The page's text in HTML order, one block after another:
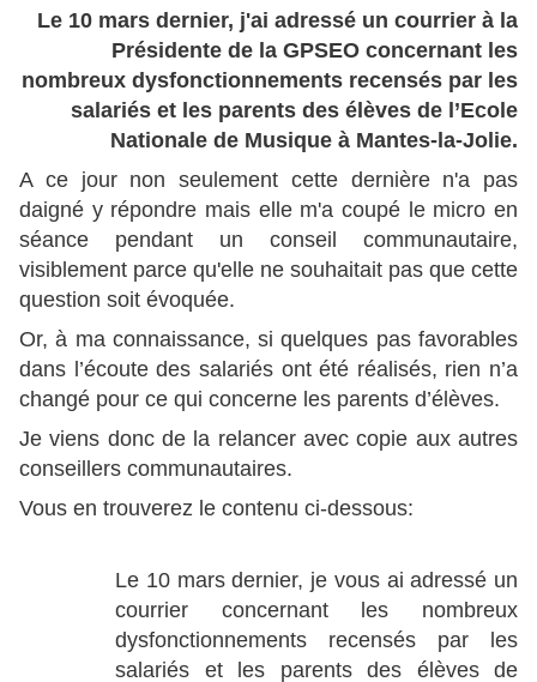
Le 10 mars dernier, j'ai adressé un courrier à la
Présidente de la GPSEO concernant les
nombreux dysfonctionnements recensés par les
salariés et les parents des élèves de l’Ecole
Nationale de Musique à Mantes-la-Jolie.
A ce jour non seulement cette dernière n'a pas
daigné y répondre mais elle m'a coupé le micro en
séance pendant un conseil communautaire,
visiblement parce qu'elle ne souhaitait pas que cette
question soit évoquée.
Or, à ma connaissance, si quelques pas favorables
dans l’écoute des salariés ont été réalisés, rien n’a
changé pour ce qui concerne les parents d’élèves.
Je viens donc de la relancer avec copie aux autres
conseillers communautaires.
Vous en trouverez le contenu ci-dessous:
Le 10 mars dernier, je vous ai adressé un
courrier concernant les nombreux
dysfonctionnements recensés par les
salariés et les parents des élèves de